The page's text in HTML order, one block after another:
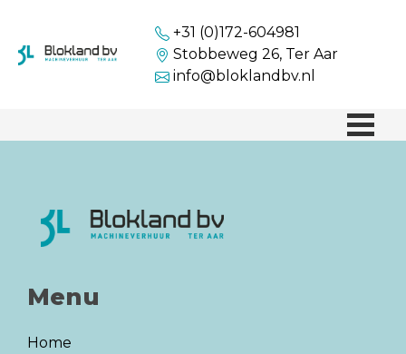
+31 (0)172-604981
Stobbeweg 26, Ter Aar
info@bloklandbv.nl
Menu
Home